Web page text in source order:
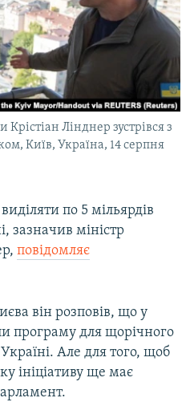
Лінднер зустрівся з
Київ, Україна, 14 серпня
по 5 мільярдів
зазначив міністр
повідомляє
він розповів, що у
програму для щорічного
Але для того, щоб
ініціативу ще має